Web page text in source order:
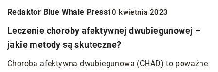
Redaktor Blue Whale Press10 kwietnia 2023
Leczenie choroby afektywnej dwubiegunowej –
jakie metody są skuteczne?
Choroba afektywna dwubiegunowa (CHAD) to poważne